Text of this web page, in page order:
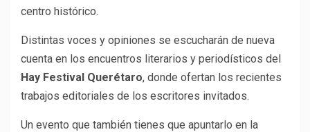
centro histórico.
Distintas voces y opiniones se escucharán de nueva
cuenta en los encuentros literarios y periodísticos del
Hay Festival Querétaro, donde ofertan los recientes
trabajos editoriales de los escritores invitados.
Un evento que también tienes que apuntarlo en la